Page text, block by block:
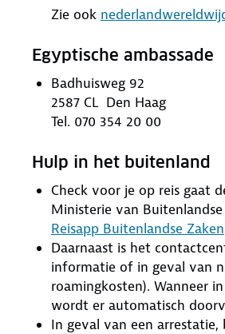
Zie ook
Egyptische ambassade
Badhuisweg 92
2587 CL Den Haag
Tel. 070 354 20 00
Hulp in het buitenland
Check voor je op reis gaat
Ministerie van
Reisapp Buitenlandse Zaken
Daarnaast is het
informatie of in geval van
roamingkosten). Wanneer
wordt er automatisch
In geval van een